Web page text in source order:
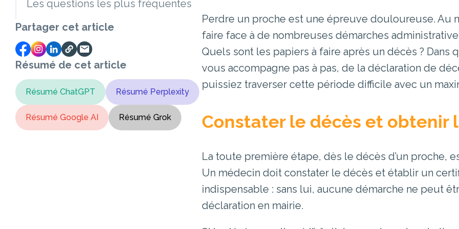
Les questions les plus fréquentes
Partager cet article
Résumé de cet article
Résumé ChatGPT Résumé Perplexity
Résumé Google AI Résumé Grok
Perdre un proche est une épreuve douloureuse.
faire face à de nombreuses démarches
Quels sont les papiers à faire après un décès ?
vous accompagne pas à pas, de la déclaration de
puissiez traverser cette période difficile avec un
Constater le décès et obtenir
La toute première étape, dès le décès d’un proche,
Un médecin doit constater le décès et établir un
indispensable : sans lui, aucune démarche ne peut
déclaration en mairie.